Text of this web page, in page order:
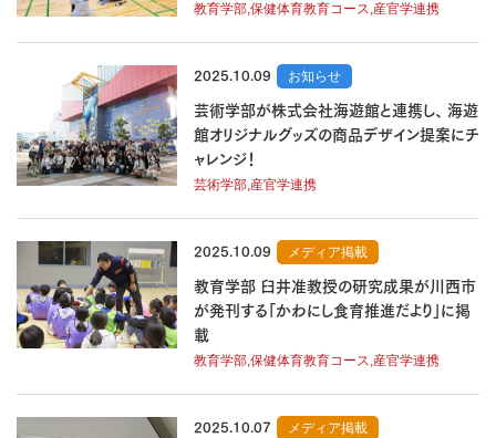
教育学部,保健体育教育コース,産官学連携
2025.10.09 お知らせ
芸術学部が株式会社海遊館と連携し、 海遊
館オリジナルグッズの商品デザイン提案にチ
ャレンジ！
芸術学部,産官学連携
2025.10.09 メディア掲載
教育学部 臼井准教授の研究成果が川西市
が発刊する「かわにし食育推進だより」に掲
載
教育学部,保健体育教育コース,産官学連携
2025.10.07 メディア掲載